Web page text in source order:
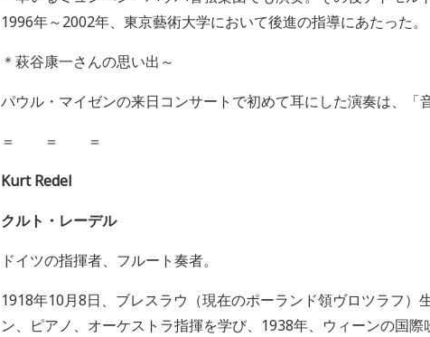
1996年～2002年、東京藝術大学において後進の指導にあたった。
＊萩谷康一さんの思い出～
パウル・マイゼンの来日コンサートで初めて耳にした演奏は、「
＝ ＝ ＝
Kurt Redel
クルト・レーデル
ドイツの指揮者、フルート奏者。
1918年10月8日、ブレスラウ（現在のポーランド領ヴロツラフ）
ン、ピアノ、オーケストラ指揮を学び、 1938年、ウィーンの国際